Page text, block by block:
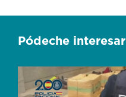
Pódeche interesar